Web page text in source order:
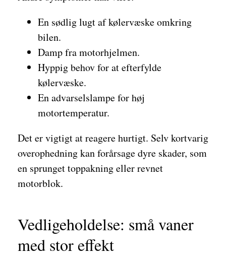
En sødlig lugt af kølervæske omkring
bilen.
Damp fra motorhjelmen.
Hyppig behov for at efterfylde
kølervæske.
En advarselslampe for høj
motortemperatur.
Det er vigtigt at reagere hurtigt. Selv kortvarig
overophedning kan forårsage dyre skader, som
en sprunget toppakning eller revnet
motorblok.
Vedligeholdelse: små vaner
med stor effekt